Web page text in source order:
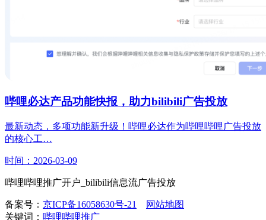
哔哩必达产品功能快报，助力bilibili广告投放
最新动态，多项功能新升级！哔哩必达作为哔哩哔哩广告投放
的核心工…
时间：2026-03-09
哔哩哔哩推广开户_bilibili信息流广告投放
备案号： 京ICP备16058630号-21
网站地图
关键词： 哔哩哔哩推广